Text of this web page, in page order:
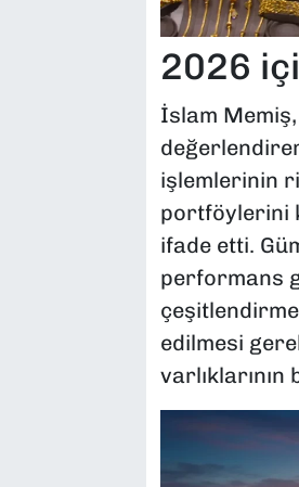
2026
İslam Memiş,
işlemlerinin
portföylerini
ifade etti.
performans
edilmesi